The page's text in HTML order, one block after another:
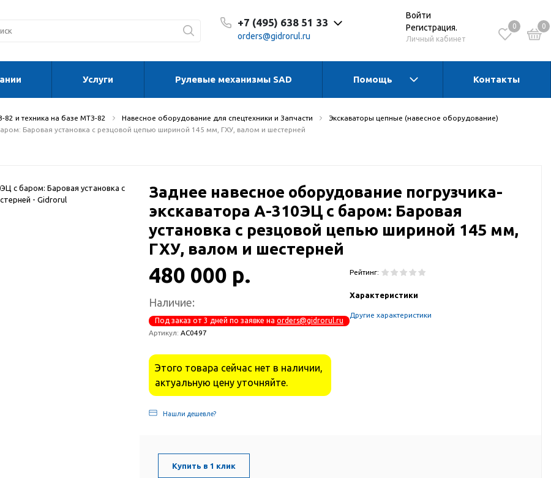
+7 (495) 638 51 33
orders@gidrorul.ru
С 8:30 до 17:30 Пн-Чт
Войти
Регистрация.
Личный кабинет
0 0
Услуги Рулевые механизмы SAD Помощь Контакты
и техника на базе МТЗ-82 Навесное оборудование для спецтехники и Запчасти
Экскаваторы цепные (навесное оборудование)
Баровая установка с резцовой цепью шириной 145 мм, ГХУ, валом и шестерней
Заднее навесное оборудование погрузчика-
экскаватора А-310ЭЦ с баром: Баровая
установка с резцовой цепью шириной 145 мм,
ГХУ, валом и шестерней
480 000 р.
Наличие:
Под заказ от 3 дней по заявке на orders@gidrorul.ru
Артикул: АС0497
Этого товара сейчас нет в наличии,
актуальную цену уточняйте.
Нашли дешевле?
Характеристики
Другие характеристики
Рейтинг:
Купить в 1 клик